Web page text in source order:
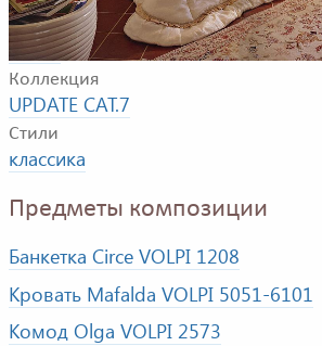
Фабрика
VOLPI
Коллекция
UPDATE CAT.7
Стили
классика
Предметы композиции
Банкетка Circe VOLPI 1208
Кровать Mafalda VOLPI 5051-6101
Комод Olga VOLPI 2573